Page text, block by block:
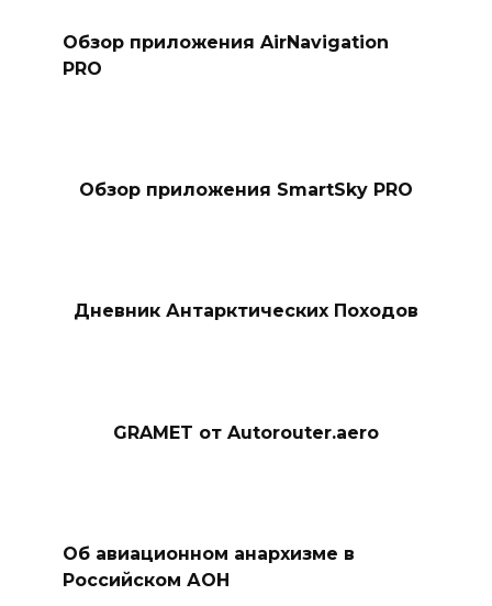
Обзор приложения AirNavigation
PRO
Обзор приложения SmartSky PRO
Дневник Антарктических Походов
GRAMET от Autorouter.aero
Об авиационном анархизме в
Российском АОН